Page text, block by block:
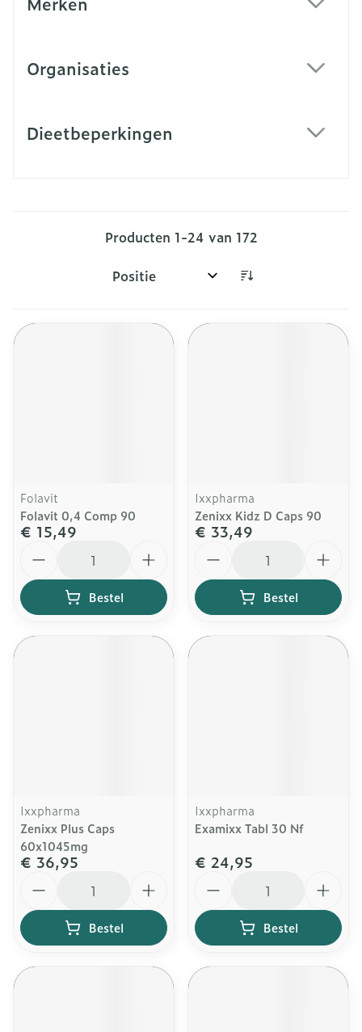
Organisaties
Dieetbeperkingen
Producten 1-24 van 172
Sorteer op:
Folavit
Folavit 0,4 Comp 90
€ 15,49
Bestel
Ixxpharma
Zenixx Kidz D Caps 90
€ 33,49
Bestel
Ixxpharma
Zenixx Plus Caps
60x1045mg
€ 36,95
Bestel
Ixxpharma
Examixx Tabl 30 Nf
€ 24,95
Bestel